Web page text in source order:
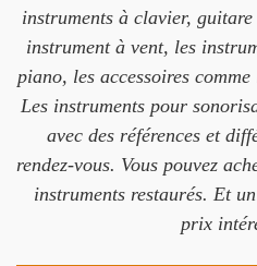
instruments à clavier,
instrument à vent, les
piano, les accessoires
Les instruments pour
avec des références et
rendez-vous. Vous pouvez
instruments restaurés. Et
prix